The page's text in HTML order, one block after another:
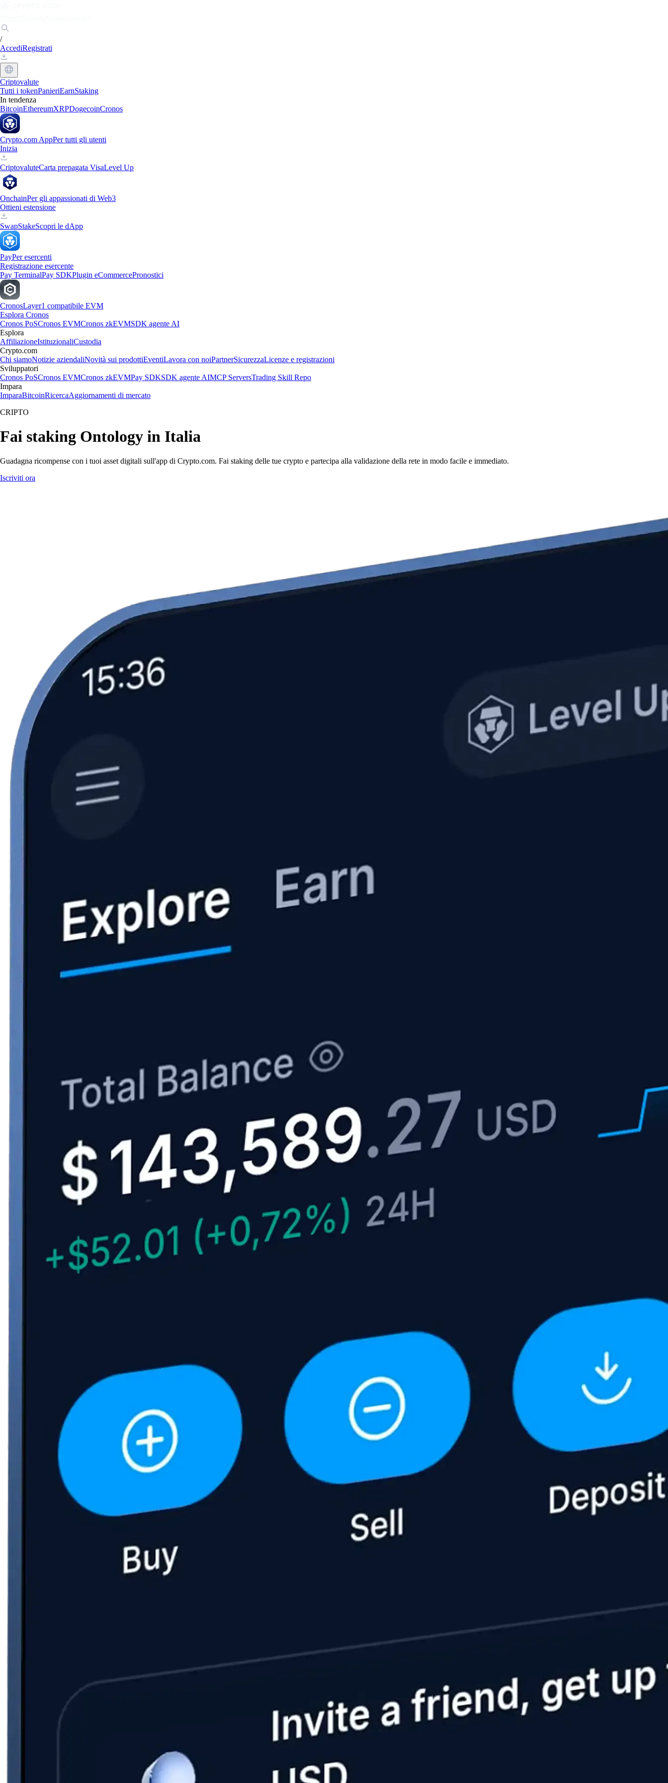
/
AccediRegistrati
Criptovalute
Tutti i tokenPanieriEarnStaking
In tendenza
BitcoinEthereumXRPDogecoinCronos
Crypto.com AppPer tutti gli utenti
Inizia
CriptovaluteCarta prepagata VisaLevel Up
OnchainPer gli appassionati di Web3
Ottieni estensione
SwapStakeScopri le dApp
PayPer esercenti
Registrazione esercente
Pay TerminalPay SDKPlugin eCommercePronostici
CronosLayer1 compatibile EVM
Esplora Cronos
Cronos PoSCronos EVMCronos zkEVMSDK agente AI
Esplora
AffiliazioneIstituzionaliCustodia
Crypto.com
Chi siamoNotizie aziendaliNovità sui prodottiEventiLavora con noiPartnerSicurezzaLicenze e registrazioni
Sviluppatori
Cronos PoSCronos EVMCronos zkEVMPay SDKSDK agente AIMCP ServersTrading Skill Repo
Impara
ImparaBitcoinRicercaAggiornamenti di mercato
CRIPTO
Fai staking Ontology in Italia
Guadagna ricompense con i tuoi asset digitali sull'app di Crypto.com. Fai staking delle tue crypto e partecipa alla validazione della rete in modo facile e immediato.
Iscriviti ora